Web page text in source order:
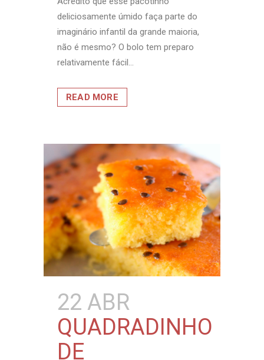
deliciosamente úmido faça parte do
imaginário infantil da grande maioria,
não é mesmo? O bolo tem preparo
relativamente fácil...
READ MORE
22 ABR
QUADRADINHO
DE